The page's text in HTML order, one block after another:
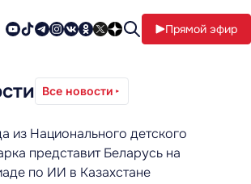
Прямой эфир
Все новости
из Национального детского
представит Беларусь на
по ИИ в Казахстане